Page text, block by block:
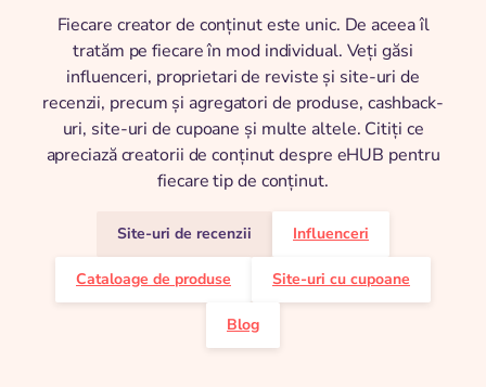
Fiecare creator de conținut este unic. De aceea îl
tratăm pe fiecare în mod individual. Veți găsi
influenceri, proprietari de reviste și site-uri de
recenzii, precum și agregatori de produse, cashback-
uri, site-uri de cupoane și multe altele. Citiți ce
apreciază creatorii de conținut despre eHUB pentru
fiecare tip de conținut.
Site-uri de recenzii Influenceri
Cataloage de produse Site-uri cu cupoane
Blog